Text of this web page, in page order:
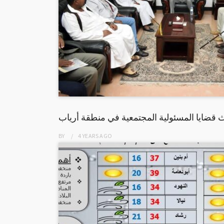
قضايا المسئولية المجتمعية في منطقة أرياب
BY 4 YEARSAGO